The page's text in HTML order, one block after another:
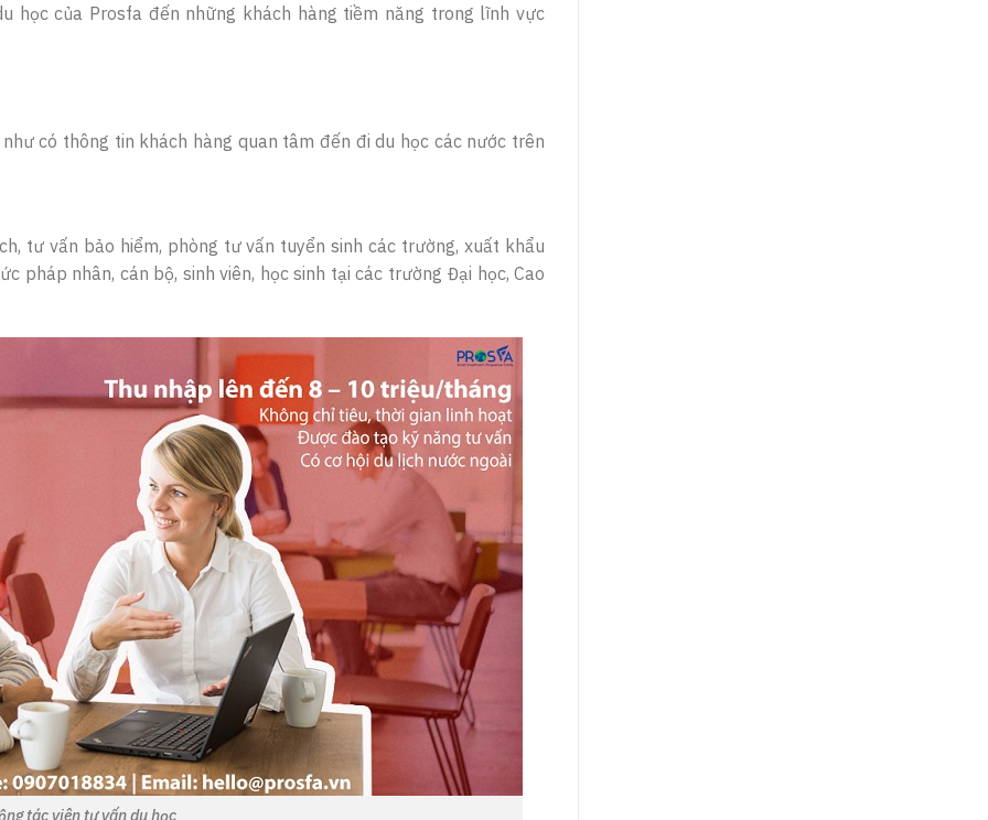
học của Prosfa đến những khách hàng tiềm năng trong lĩnh vực
có thông tin khách hàng quan tâm đến đi du học các nước trên
tư vấn bảo hiểm, phòng tư vấn tuyển sinh các trường, xuất khẩu
pháp nhân, cán bộ, sinh viên, học sinh tại các trường Đại học, Cao
tác viên tư vấn du học